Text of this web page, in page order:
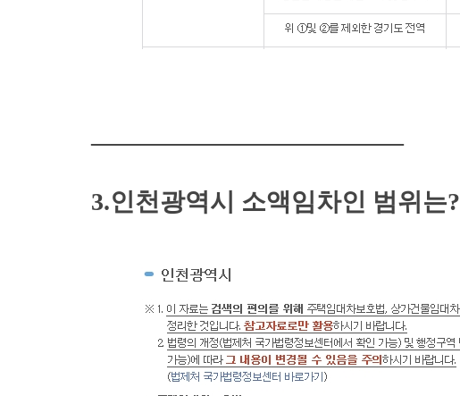
————————————–
3.인천광역시 소액임차인 범위는?